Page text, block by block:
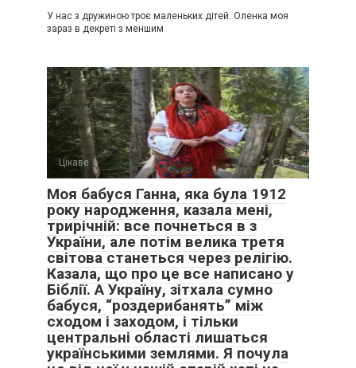
У нас з дружиною троє маленьких дітей. Оленка моя
зараз в декреті з меншим
Цікаве 0
Моя бабуся Ганна, яка була 1912
року народження, казала мені,
трирічній: все почнеться в з
України, але потім велика третя
світова станеться через релігію.
Казала, що про це все написано у
Біблії. А Україну, зітхала сумно
бабуся, “роздерибанять” між
сходом і заходом, і тільки
центральні області лишаться
українськими землями. Я почула